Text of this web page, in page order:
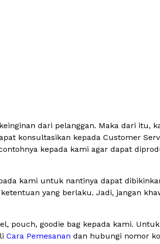
dari pelanggan. Maka dari itu,
konsultasikan kepada Customer
kepada kami agar dapat
kami untuk nantinya dapat
yang berlaku. Jadi, jangan
pouch, goodie bag kepada kami.
Cara Pemesanan dan hubungi nomor